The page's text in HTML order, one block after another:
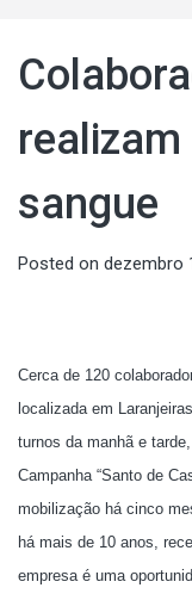
realizam
sangue
Posted on dezembro
Cerca de 120
localizada em
turnos da manhã e
Campanha “Santo de
mobilização há cinco
há mais de 10 anos,
empresa é uma